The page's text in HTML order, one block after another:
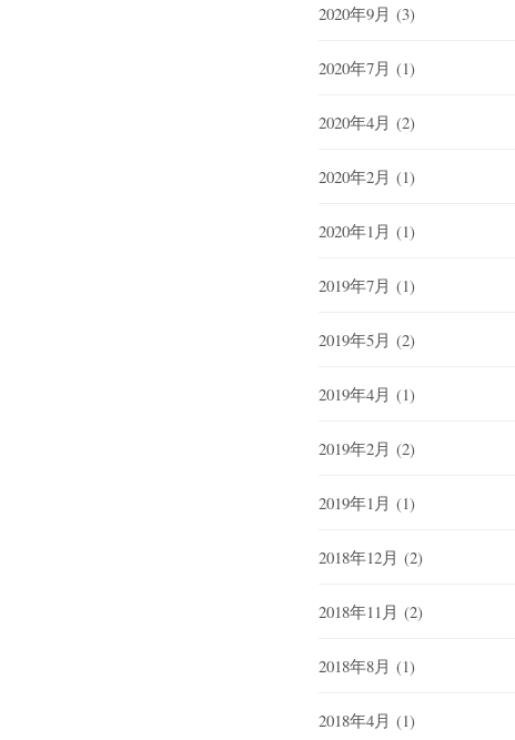
2020年9月 (3)
2020年7月 (1)
2020年4月 (2)
2020年2月 (1)
2020年1月 (1)
2019年7月 (1)
2019年5月 (2)
2019年4月 (1)
2019年2月 (2)
2019年1月 (1)
2018年12月 (2)
2018年11月 (2)
2018年8月 (1)
2018年4月 (1)